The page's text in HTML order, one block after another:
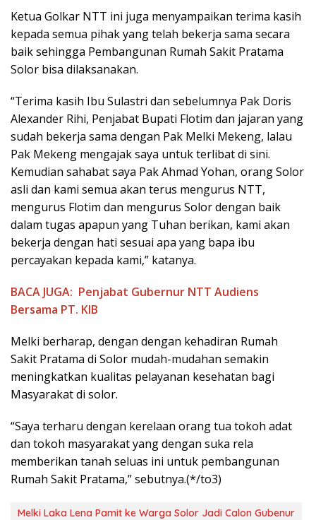
Ketua Golkar NTT ini juga menyampaikan terima kasih
kepada semua pihak yang telah bekerja sama secara
baik sehingga Pembangunan Rumah Sakit Pratama
Solor bisa dilaksanakan.
“Terima kasih Ibu Sulastri dan sebelumnya Pak Doris
Alexander Rihi, Penjabat Bupati Flotim dan jajaran yang
sudah bekerja sama dengan Pak Melki Mekeng, lalau
Pak Mekeng mengajak saya untuk terlibat di sini.
Kemudian sahabat saya Pak Ahmad Yohan, orang Solor
asli dan kami semua akan terus mengurus NTT,
mengurus Flotim dan mengurus Solor dengan baik
dalam tugas apapun yang Tuhan berikan, kami akan
bekerja dengan hati sesuai apa yang bapa ibu
percayakan kepada kami,” katanya.
BACA JUGA: Penjabat Gubernur NTT Audiens
Bersama PT. KIB
Melki berharap, dengan dengan kehadiran Rumah
Sakit Pratama di Solor mudah-mudahan semakin
meningkatkan kualitas pelayanan kesehatan bagi
Masyarakat di solor.
“Saya terharu dengan kerelaan orang tua tokoh adat
dan tokoh masyarakat yang dengan suka rela
memberikan tanah seluas ini untuk pembangunan
Rumah Sakit Pratama,” sebutnya.(*/to3)
Melki Laka Lena Pamit ke Warga Solor Jadi Calon Gubenur